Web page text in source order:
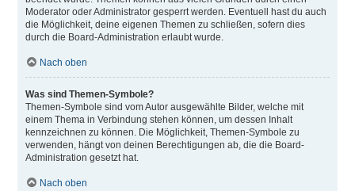
Moderator oder Administrator gesperrt werden. Eventuell hast du auch
die Möglichkeit, deine eigenen Themen zu schließen, sofern dies
durch die Board-Administration erlaubt wurde.
Nach oben
Was sind Themen-Symbole?
Themen-Symbole sind vom Autor ausgewählte Bilder, welche mit
einem Thema in Verbindung stehen können, um dessen Inhalt
kennzeichnen zu können. Die Möglichkeit, Themen-Symbole zu
verwenden, hängt von deinen Berechtigungen ab, die die Board-
Administration gesetzt hat.
Nach oben